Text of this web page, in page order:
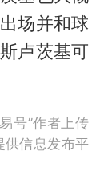
场并和球
卢茨基可
号”作者上传
供信息发布平